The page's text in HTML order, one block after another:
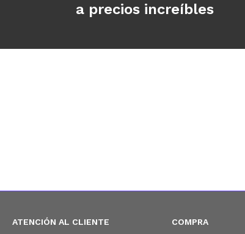
ATENCIÓN AL CLIENTE COMPRA
a precios increíbles